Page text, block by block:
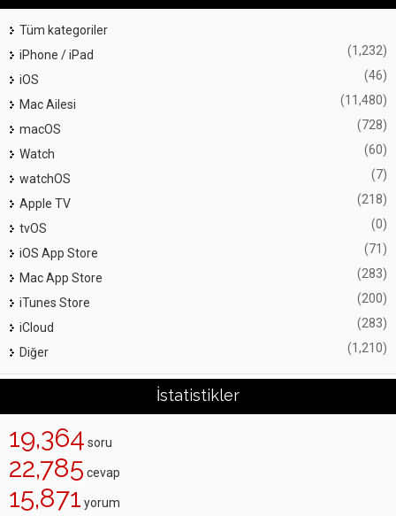
Tüm kategoriler
iPhone / iPad
(1,232)
iOS (46)
Mac Ailesi (11,480)
macOS (728)
Watch (60)
watchOS (7)
Apple TV (218)
tvOS (0)
iOS App Store (71)
Mac App Store (283)
iTunes Store (200)
iCloud (283)
Diğer (1,210)
İstatistikler
19,364 soru
22,785 cevap
15,871 yorum